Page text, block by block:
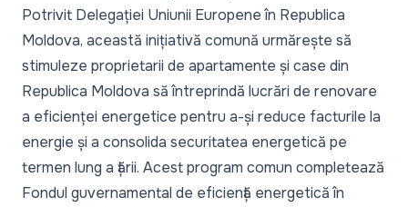
Potrivit Delegației Uniunii Europene în Republica
Moldova, această inițiativă comună urmărește să
stimuleze proprietarii de apartamente și case din
Republica Moldova să întreprindă lucrări de renovare
a eficienței energetice pentru a-și reduce facturile la
energie și a consolida securitatea energetică pe
termen lung a țării. Acest program comun completează
Fondul guvernamental de eficiență energetică în